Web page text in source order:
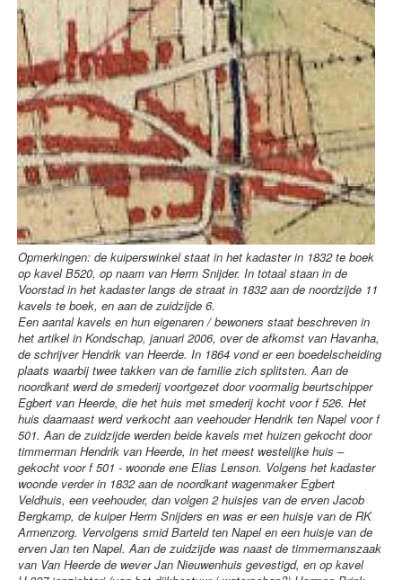
Opmerkingen: de kuiperswinkel staat in het kadaster in 1832 te boek
op kavel B520, op naam van Herm Snijder. In totaal staan in de
Voorstad in het kadaster langs de straat in 1832 aan de noordzijde 11
kavels te boek, en aan de zuidzijde 6.
Een aantal kavels en hun eigenaren / bewoners staat beschreven in
het artikel in Kondschap, januari 2006, over de afkomst van Havanha,
de schrijver Hendrik van Heerde. In 1864 vond er een boedelscheiding
plaats waarbij twee takken van de familie zich splitsten. Aan de
noordkant werd de smederij voortgezet door voormalig beurtschipper
Egbert van Heerde, die het huis met smederij kocht voor f 526. Het
huis daarnaast werd verkocht aan veehouder Hendrik ten Napel voor f
501. Aan de zuidzijde werden beide kavels met huizen gekocht door
timmerman Hendrik van Heerde, in het meest westelijke huis –
gekocht voor f 501 - woonde ene Elias Lenson. Volgens het kadaster
woonde verder in 1832 aan de noordkant wagenmaker Egbert
Veldhuis, een veehouder, dan volgen 2 huisjes van de erven Jacob
Bergkamp, de kuiper Herm Snijders en was er een huisje van de RK
Armenzorg. Vervolgens smid Barteld ten Napel en een huisje van de
erven Jan ten Napel. Aan de zuidzijde was naast de timmermanszaak
van Van Heerde de wever Jan Nieuwenhuis gevestigd, en op kavel